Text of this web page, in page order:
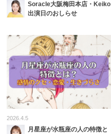
Soracle大阪梅田本店・Keiko
出演日のおしらせ
2026.4.5
月星座が水瓶座の人の特徴と